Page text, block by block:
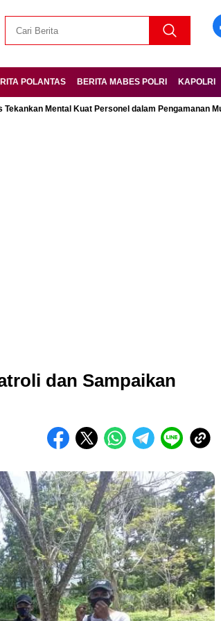
POLANTAS BERITA MABES POLRI KAPOLRI
Mental Kuat Personel dalam Pengamanan Mudik
dan Sampaikan